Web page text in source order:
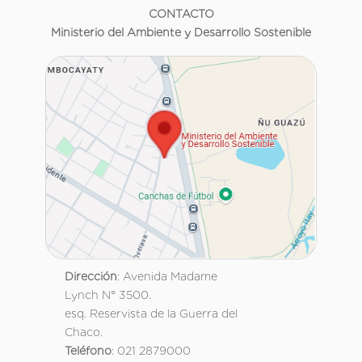
CONTACTO
Ministerio del Ambiente y Desarrollo Sostenible
Dirección: Avenida Madame
Lynch N° 3500.
esq. Reservista de la Guerra del
Chaco.
Teléfono: 021 2879000